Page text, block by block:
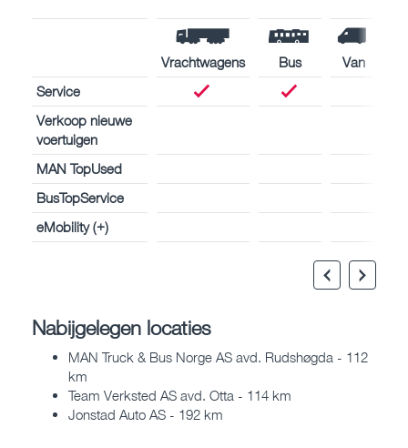
Vrachtwagens Bus
Van
Service
Verkoop nieuwe
voertuigen
MAN TopUsed
BusTopService
eMobility (+)
Nabijgelegen locaties
MAN Truck & Bus Norge AS avd. Rudshøgda - 112
km
Team Verksted AS avd. Otta - 114 km
Jonstad Auto AS - 192 km